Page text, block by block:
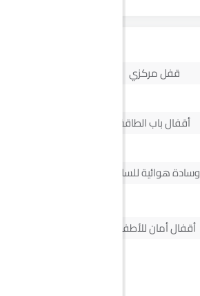
قفل مركزي
أقفال باب الطاقة
وسادة هوائية للسائق
أقفال أمان للأطفال